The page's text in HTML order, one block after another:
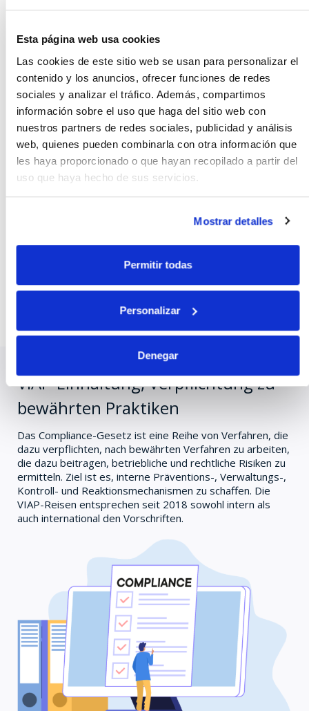
Esta página web usa cookies
Las cookies de este sitio web se usan para personalizar el
contenido y los anuncios, ofrecer funciones de redes
sociales y analizar el tráfico. Además, compartimos
información sobre el uso que haga del sitio web con
nuestros partners de redes sociales, publicidad y análisis
web, quienes pueden combinarla con otra información que
les haya proporcionado o que hayan recopilado a partir del
uso que haya hecho de sus servicios.
Mostrar detalles
Permitir todas
Personalizar
Denegar
Überwachung der Aktivitäten
Sowie hochentwickelte ACD’s. Entwickelt, um in Echtzeit zu
wissen, welche Trends es bei den Reiseanfragen gibt,
welche Tageszeiten „peak“ und welche „off-peak“ sind,
welche Tage „peak“ und welche „off-peak“ sind. Valley“-
Tage, um die Bemühungen an die Realität der
Reiseanfragen anpassen zu können.
Alarme und Warnungen zu Reservierungen
Buchungen, dass sowohl Reisende als auch Manager
ein Reisender gegen die Reiserichtlinien Ihres
Unternehmens verstößt.
VIAP-Einhaltung, Verpflichtung zu
bewährten Praktiken
Das Compliance-Gesetz ist eine Reihe von Verfahren, die
dazu verpflichten, nach bewährten Verfahren zu arbeiten,
die dazu beitragen, betriebliche und rechtliche Risiken zu
ermitteln. Ziel ist es, interne Präventions-, Verwaltungs-,
Kontroll- und Reaktionsmechanismen zu schaffen. Die
VIAP-Reisen entsprechen seit 2018 sowohl intern als
auch international den Vorschriften.